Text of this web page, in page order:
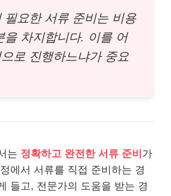
필요한 서류 준비는 비용
을 차지합니다. 이를 어
로 진행하느냐가 중요
는 정확하고 완전한 서류 준비 가
에서 서류를 직접 준비하는 경
들고, 전문가의 도움을 받는 경